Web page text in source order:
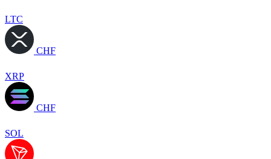
LTC
CHF
XRP
CHF
SOL